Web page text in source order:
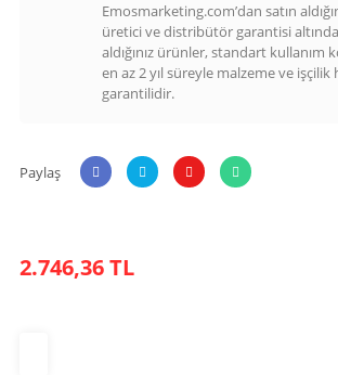
Emosmarketing.com’dan satın
üretici ve distribütör garantisi
aldığınız ürünler, standart kullanım
en az 2 yıl süreyle malzeme ve işçilik
garantilidir.
Paylaş
2.746,36 TL